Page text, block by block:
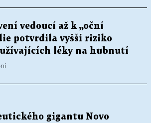
vedoucí až k „oční
potvrdila vyšší riziko
léky na hubnutí
gigantu Novo